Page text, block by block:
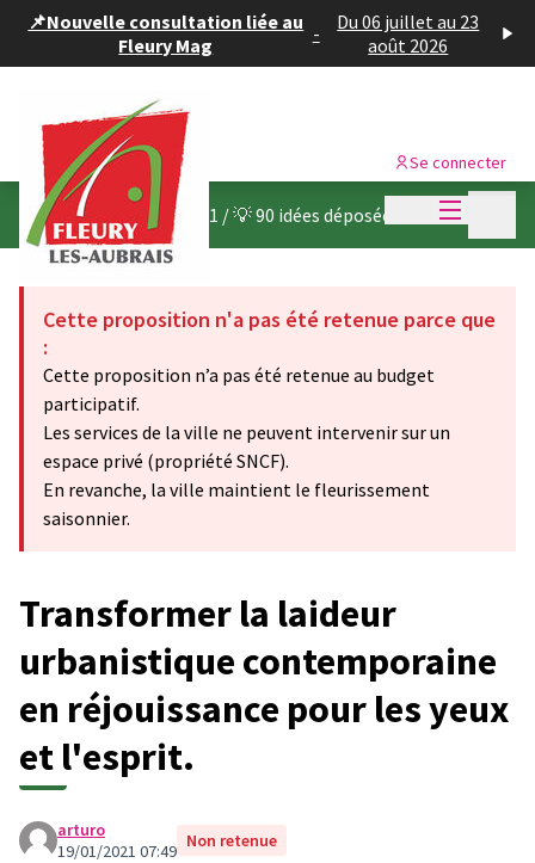
📌Nouvelle consultation liée au
Fleury Mag
-
Du 06 juillet au 23
août 2026
Menu
Se connecter
Budget participatif 2021 /💡 90 idées déposées
Cette proposition n'a pas été retenue parce que
:
Cette proposition n’a pas été retenue au budget
participatif.
Les services de la ville ne peuvent intervenir sur un
espace privé (propriété SNCF).
En revanche, la ville maintient le fleurissement
saisonnier.
Transformer la laideur
urbanistique contemporaine
en réjouissance pour les yeux
et l'esprit.
arturo
19/01/2021 07:49 Non retenue
Panneau de gestion des cookies